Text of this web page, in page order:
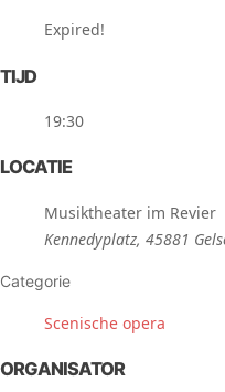
Expired!
TIJD
19:30
LOCATIE
Musiktheater im Revier
Kennedyplatz, 45881
Categorie
Scenische opera
ORGANISATOR